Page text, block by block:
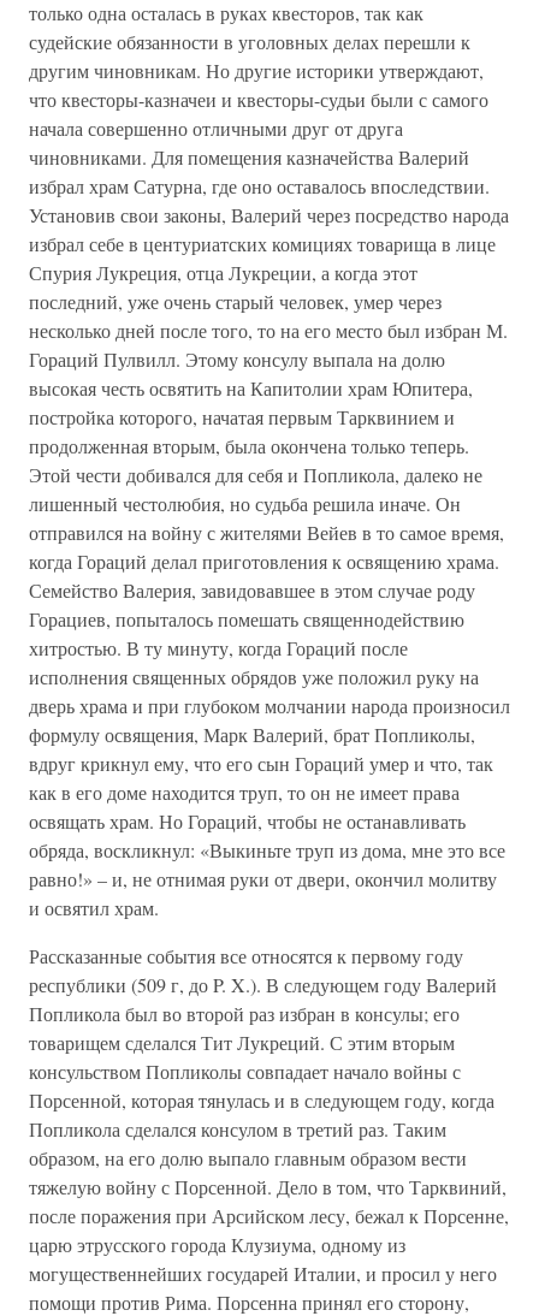
только одна осталась в руках квесторов, так как
судейские обязанности в уголовных делах перешли к
другим чиновникам. Но другие историки утверждают,
что квесторы-казначеи и квесторы-судьи были с самого
начала совершенно отличными друг от друга
чиновниками. Для помещения казначейства Валерий
избрал храм Сатурна, где оно оставалось впоследствии.
Установив свои законы, Валерий через посредство народа
избрал себе в центуриатских комициях товарища в лице
Спурия Лукреция, отца Лукреции, а когда этот
последний, уже очень старый человек, умер через
несколько дней после того, то на его место был избран М.
Гораций Пулвилл. Этому консулу выпала на долю
высокая честь освятить на Капитолии храм Юпитера,
постройка которого, начатая первым Тарквинием и
продолженная вторым, была окончена только теперь.
Этой чести добивался для себя и Попликола, далеко не
лишенный честолюбия, но судьба решила иначе. Он
отправился на войну с жителями Вейев в то самое время,
когда Гораций делал приготовления к освящению храма.
Семейство Валерия, завидовавшее в этом случае роду
Горациев, попыталось помешать священнодействию
хитростью. В ту минуту, когда Гораций после
исполнения священных обрядов уже положил руку на
дверь храма и при глубоком молчании народа произносил
формулу освящения, Марк Валерий, брат Попликолы,
вдруг крикнул ему, что его сын Гораций умер и что, так
как в его доме находится труп, то он не имеет права
освящать храм. Но Гораций, чтобы не останавливать
обряда, воскликнул: «Выкиньте труп из дома, мне это все
равно!» – и, не отнимая руки от двери, окончил молитву
и освятил храм.
Рассказанные события все относятся к первому году
республики (509 г, до P. X.). В следующем году Валерий
Попликола был во второй раз избран в консулы; его
товарищем сделался Тит Лукреций. С этим вторым
консульством Попликолы совпадает начало войны с
Порсенной, которая тянулась и в следующем году, когда
Попликола сделался консулом в третий раз. Таким
образом, на его долю выпало главным образом вести
тяжелую войну с Порсенной. Дело в том, что Тарквиний,
после поражения при Арсийском лесу, бежал к Порсенне,
царю этрусского города Клузиума, одному из
могущественнейших государей Италии, и просил у него
помощи против Рима. Порсенна принял его сторону,